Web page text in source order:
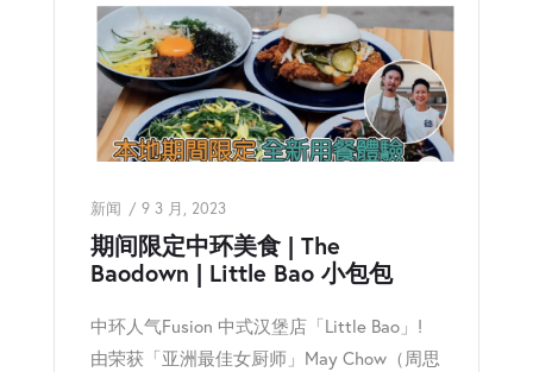
新闻 9 3 月, 2023
期间限定中环美食 | The
Baodown | Little Bao 小包包
中环人气Fusion 中式汉堡店「Little Bao」!
由荣获「亚洲最佳女厨师」May Chow（周思